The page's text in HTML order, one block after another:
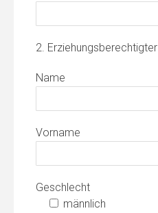
2. Erziehungsberechtigter
Name
Vorname
Geschlecht
männlich